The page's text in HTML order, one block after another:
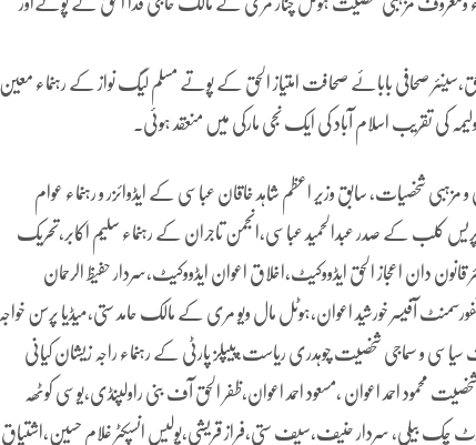
صحافی بابائے صحافت امتیاز الحق کے پوتے مسلم لیگ نواز کے رہنماء معین
کی تقریب اسلام آباد کی ایک نجی مارکی میں منعقد ہوئی۔
شخصیات، سابق وزیر اعظم شاہد خاقان عباسی کے ایڈوائزر و رہنماء عوام
کلب کے صدر عبدالحمید عباسی,انجمن تاجران کے رہنماء سلیم اکابر،تحریک
دان اعجاز الحق ایڈووکیٹ،اخلاق اعوان ایڈووکیٹ،سردار حفیظ الرحمان
آفیسر خورشید اعوان،ہوٹل مال ویو مری کے مالک حامد ستی،میڈیا پرسن خواجہ
و سماجی شخصیت چوہدری ریاست،پیپلز پارٹی کے رہنماء راجہ زیشان کیانی
محمود احمد اعوان ،مسعود احمد اعوان،ظفر الحق آف بنی راولپنڈی،یوسی کوٹھہ
چک بیلی، سردار حنیف،سیف ستی،فراز قریشی،پولیس انسپکٹر غلام حسین،اشتیاق